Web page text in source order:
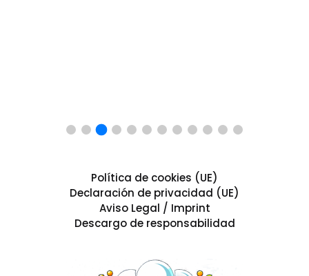
Política de cookies (UE)
Declaración de privacidad (UE)
Aviso Legal / Imprint
Descargo de responsabilidad